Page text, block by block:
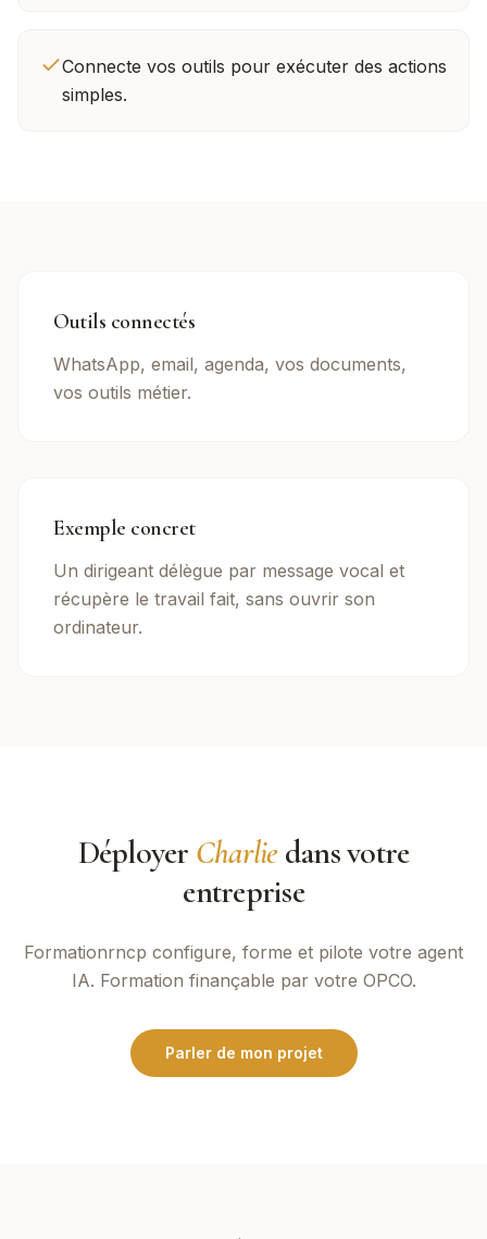
Connecte vos outils pour exécuter des actions
simples.
Outils connectés
WhatsApp, email, agenda, vos documents,
vos outils métier.
Exemple concret
Un dirigeant délègue par message vocal et
récupère le travail fait, sans ouvrir son
ordinateur.
Déployer Charliedans votre
entreprise
Formationrncp configure, forme et pilote votre agent
IA. Formation finançable par votre OPCO.
Parler de mon projet